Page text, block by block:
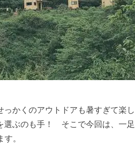
っかくのアウトドアも暑すぎて楽
選ぶのも手！ そこで今回は、一
。